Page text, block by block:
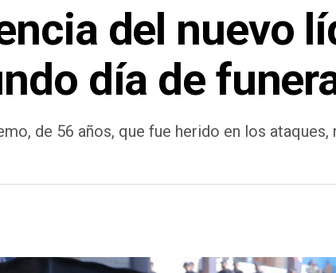
del nuevo
día de
de 56 años, que fue herido en los